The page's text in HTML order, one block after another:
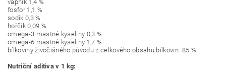
vápník 1,4 %
fosfor 1,1 %
sodík 0,3 %
hořčík 0,09 %
omega-3 mastné kyseliny 0,3 %
omega-6 mastné kyseliny 1,7 %
bílkoviny živočišného původu z celkového obsahu bílkovin 85 %
Nutriční aditiva v 1 kg: